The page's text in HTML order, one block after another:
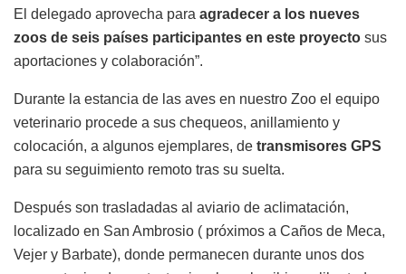
El delegado aprovecha para agradecer a los nueves
zoos de seis países participantes en este proyecto sus
aportaciones y colaboración”.
Durante la estancia de las aves en nuestro Zoo el equipo
veterinario procede a sus chequeos, anillamiento y
colocación, a algunos ejemplares, de transmisores GPS
para su seguimiento remoto tras su suelta.
Después son trasladadas al aviario de aclimatación,
localizado en San Ambrosio ( próximos a Caños de Meca,
Vejer y Barbate), donde permanecen durante unos dos